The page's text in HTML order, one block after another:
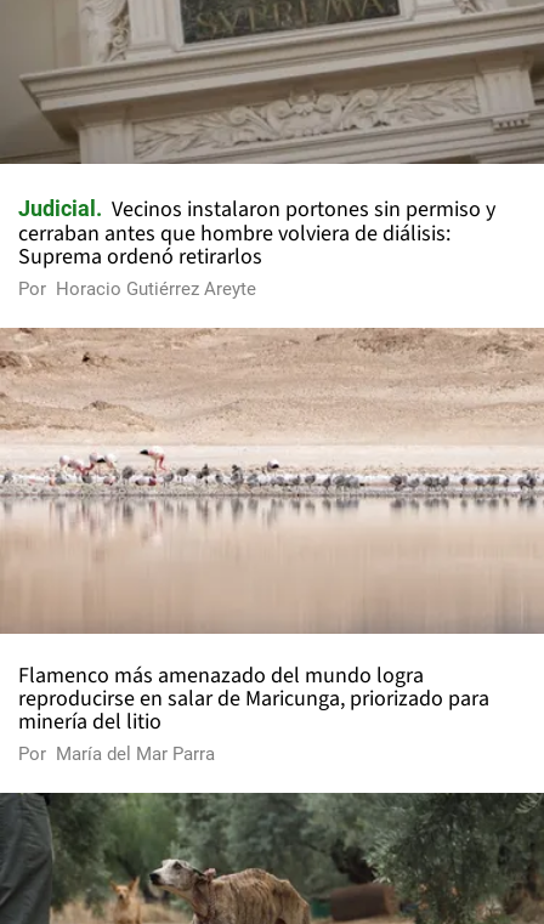
Judicial
Vecinos instalaron portones sin permiso y
cerraban antes que hombre volviera de diálisis:
Suprema ordenó retirarlos
Por Horacio Gutiérrez Areyte
Flamenco más amenazado del mundo logra
reproducirse en salar de Maricunga, priorizado para
minería del litio
Por María del Mar Parra